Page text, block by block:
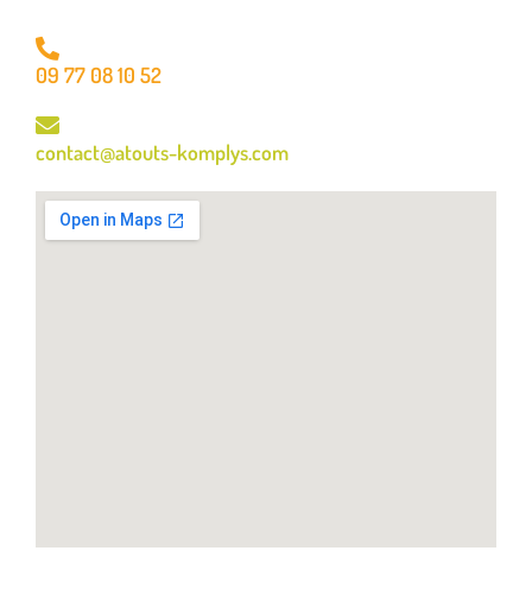
09 77 08 10 52
contact@atouts-komplys.com